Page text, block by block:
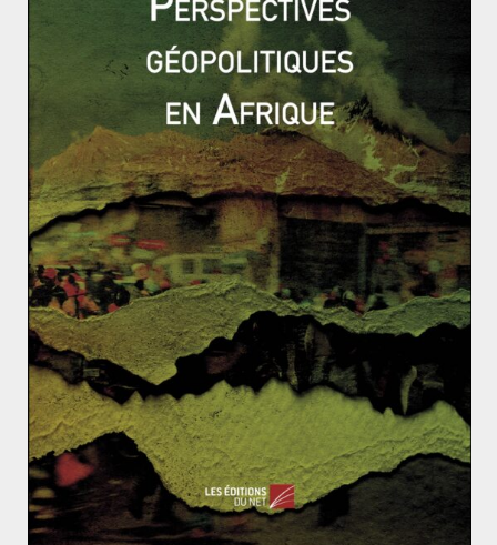
culturels qui unissent les deux pays et vise également à
rassurer les populations concernant l’émergence d’un
conflit ouvert à la frontière. Ces négociations ont aussi
débouché sur la signature de quatre accords de
collaboration entre Douchanbé et Bichkek, sans
qu’aucun d’entre eux ne porte sur l’épineuse question
de la démarcation de la frontière, cette dernière ayant
été confiée à une commission mixte créée pour
l’occasion.
La progression de la résolution des différends
frontaliers demeure cependant très limitée, Bichkek
dénonçant un manque de volonté politique de la part
de Douchanbé. La population tadjike vivant à proximité
des zones contestées augmente plus rapidement que
celle kirghize, conférant ainsi au Tadjikistan un
avantage supplémentaire dans le cadre de
négociations futures. Le Kirghizstan tente néanmoins
de pousser le Tadjikistan à s’assoir à la table des
négociations. La fermeture de la frontière